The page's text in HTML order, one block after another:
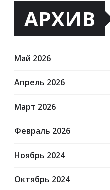
АРХИВ
Май 2026
Апрель 2026
Март 2026
Февраль 2026
Ноябрь 2024
Октябрь 2024